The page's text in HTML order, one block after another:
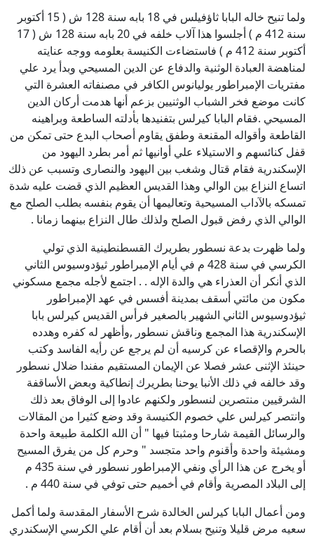
ولما تنيح خاله البابا ثاؤفيلس في 18 بابه سنة 128 ش ( 15 أكتوبر
سنة 412 م ) أجلسوا هذا آلاب خلفه في 20 بابه سنة 128 ش ( 17
أكتوبر سنة 412 م ) فاستضاءت الكنيسة بعلومه ووجه عنايته
لمناهضة العبادة الوثنية والدفاع عن الدين المسيحي وبدأ يرد علي
مفتريات الإمبراطور يوليانوس الكافر في مصنفاته العشرة التي
كانت موضع فخر الشباب الوثنيين بزعم أنها هدمت أركان الدين
المسيحي .فقام البابا كيرلس بتفنيدها بأدلته الساطعة وبراهينه
القاطعة وأقواله المقنعة وطفق يقاوم أصحاب البدع حتى تمكن من
قفل كنائسهم و الاستيلاء علي أوانيها ثم أمر بطرد اليهود من
الإسكندرية فقام قتال وشغب بين اليهود والنصارى وتسبب عن ذلك
اتساع النزاع بين الوالي وهذا القديس العظيم الذي قضت عليه شدة
تمسكه بالآداب المسيحية وتعاليمها أن يقوم بنفسه بطلب الصلح مع
الوالي الذي رفض قبول الصلح ولذلك طال النزاع بينهما زمانا .
ولما ظهرت بدعة نسطور بطريرك القسطنطينية الذي تولي
الكرسي في سنة 428 م في أيام الإمبراطور ثيؤدوسيوس الثاني
الذي أنكر أن العذراء هي والدة الإله . . اجتمع لأجله مجمع مسكوني
مكون من مائتي أسقف بمدينة أفسس في عهد الإمبراطور
ثيؤدوسيوس الثاني الشهير بالصغير فرأس القديس كيرلس بابا
الإسكندرية هذا المجمع وناقش نسطور ,وأظهر له كفره وهدده
بالحرم والإقصاء عن كرسيه أن لم يرجع عن رأيه الفاسد وكتب
حينئذ الإثنى عشر فصلا عن الإيمان المستقيم مفندا ضلال نسطور
وقد خالفه في ذلك الأنبا يوحنا بطريرك إنطاكية وبعض الأساقفة
الشرقيين منتصرين لنسطور ولكنهم عادوا إلى الوفاق بعد ذلك
وانتصر كيرلس علي خصوم الكنيسة وقد وضع كثيرا من المقالات
والرسائل القيمة شارحا ومثبتا فيها " أن الله الكلمة طبيعة واحدة
ومشيئة واحدة وأقنوم واحد متجسد " وحرم كل من يفرق المسيح
أو يخرج عن هذا الرأي ونفي الإمبراطور نسطور في سنة 435 م
إلى البلاد المصرية وأقام في أخميم حتى توفي في سنة 440 م .
ومن أعمال البابا كيرلس الخالدة شرح الأسفار المقدسة ولما أكمل
سعيه مرض قليلا وتنيح بسلام بعد أن أقام علي الكرسي الإسكندري